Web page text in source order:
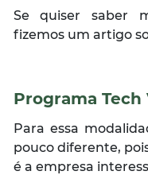
Se quiser saber
fizemos um artigo
Programa Tech
Para essa
pouco diferente,
é a empresa